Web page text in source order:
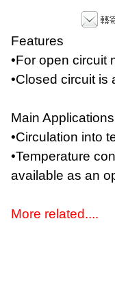
Features
•For open circuit
•Closed circuit is
Main Applications
•Circulation into
•Temperature
available as an
More related....